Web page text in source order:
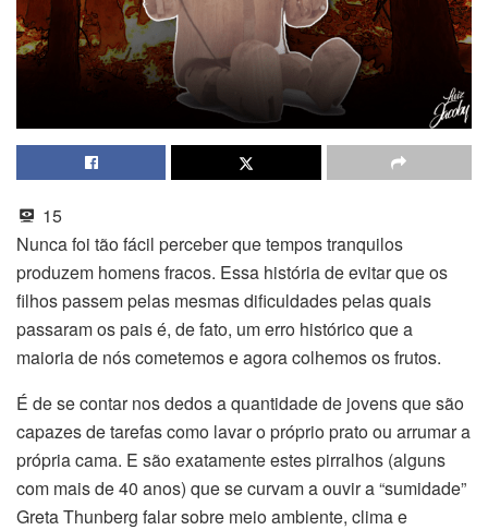
15
Nunca foi tão fácil perceber que tempos tranquilos
produzem homens fracos. Essa história de evitar que os
filhos passem pelas mesmas dificuldades pelas quais
passaram os pais é, de fato, um erro histórico que a
maioria de nós cometemos e agora colhemos os frutos.
É de se contar nos dedos a quantidade de jovens que são
capazes de tarefas como lavar o próprio prato ou arrumar a
própria cama. E são exatamente estes pirralhos (alguns
com mais de 40 anos) que se curvam a ouvir a “sumidade”
Greta Thunberg falar sobre meio ambiente, clima e